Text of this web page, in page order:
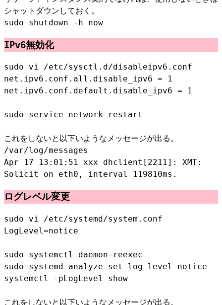
シャットダウンしておく。
sudo shutdown -h now
IPv6無効化
sudo vi /etc/sysctl.d/disableipv6.conf
net.ipv6.conf.all.disable_ipv6 = 1
net.ipv6.conf.default.disable_ipv6 = 1
sudo service network restart
これをしないと以下いようなメッセージが出る。
/var/log/messages
Apr 17 13:01:51 xxx dhclient[2211]: XMT:
Solicit on eth0, interval 119810ms.
ログレベル変更
sudo vi /etc/systemd/system.conf
LogLevel=notice
sudo systemctl daemon-reexec
sudo systemd-analyze set-log-level notice
systemctl -pLogLevel show
これをしないと以下いようなメッセージが出る。